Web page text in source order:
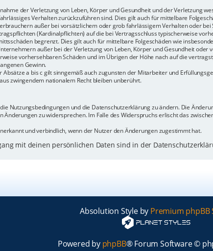
der Verletzung von Leben, Körper und Gesundheit und der Verletzung
Verhalten zurückzuführen sind. Dies gilt auch für mittelbare
außer bei vorsätzlichem oder grob fahrlässigem Verhalten oder
(Kardinalpflichten) auf die bei Vertragsschluss typischerweise
begrenzt. Dies gilt auch für mittelbare Folgeschäden wie
außer bei der Verletzung von Leben, Körper und Gesundheit
vorhersehbaren Schäden und im Übrigen der Höhe nach auf die
Gewinn.
Absätze a bis c gilt sinngemäß auch zugunsten der Mitarbeiter und
zwingendem nationalem Recht bleiben unberührt.
Nutzungsbedingungen und die Datenschutzerklärung zu ändern. Die
Änderungen zu widersprechen. Im Falle des Widerspruchs erlischt das
und verbindlich, wenn der Nutzer den Änderungen zugestimmt hat.
mit deinen persönlichen Daten sind in der
Absolution Style by Premium phpBB
Powered by phpBB® Forum Software ©